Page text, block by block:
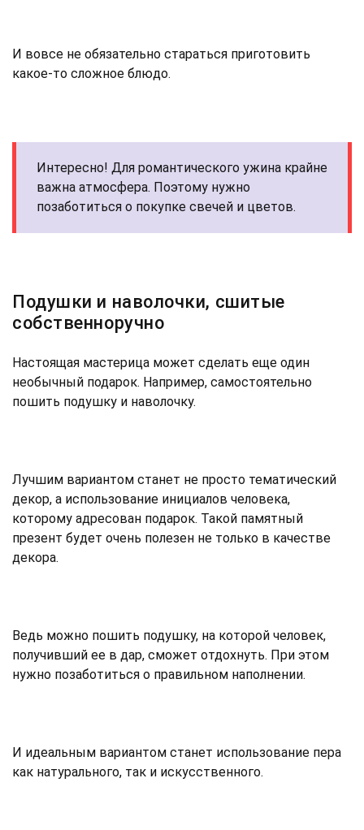
И вовсе не обязательно стараться приготовить
какое-то сложное блюдо.
Интересно! Для романтического ужина крайне
важна атмосфера. Поэтому нужно
позаботиться о покупке свечей и цветов.
Подушки и наволочки, сшитые
собственноручно
Настоящая мастерица может сделать еще один
необычный подарок. Например, самостоятельно
пошить подушку и наволочку.
Лучшим вариантом станет не просто тематический
декор, а использование инициалов человека,
которому адресован подарок. Такой памятный
презент будет очень полезен не только в качестве
декора.
Ведь можно пошить подушку, на которой человек,
получивший ее в дар, сможет отдохнуть. При этом
нужно позаботиться о правильном наполнении.
И идеальным вариантом станет использование пера
как натурального, так и искусственного.